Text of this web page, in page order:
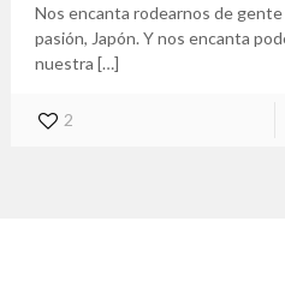
Nos encanta rodearnos de gente
pasión, Japón. Y nos encanta
nuestra […]
2